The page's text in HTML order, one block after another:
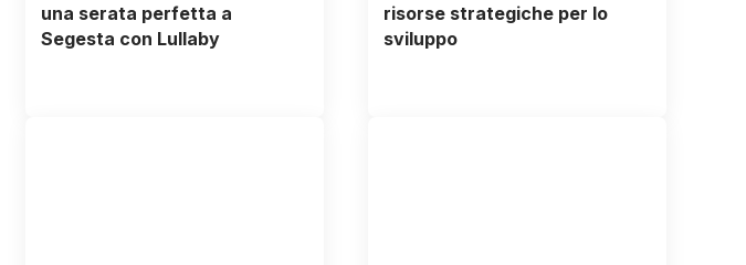
una serata perfetta a
Segesta con Lullaby
risorse strategiche per lo
sviluppo